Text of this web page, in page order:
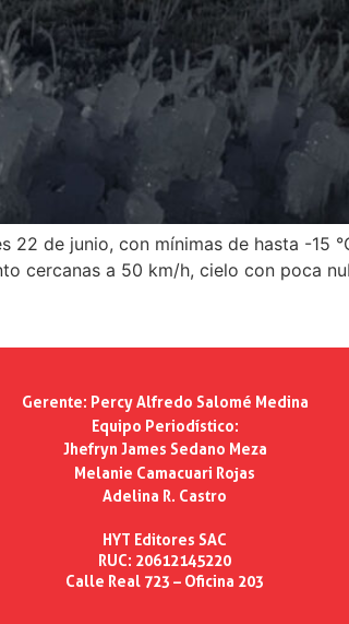
de junio, con mínimas de hasta -15
cercanas a 50 km/h, cielo con poca
Gerente: Percy Alfredo Salomé Medina
Equipo Periodístico:
Jhefryn James Sedano Meza
Melanie Camacuari Rojas
Adelina R. Castro
HYT Editores SAC
RUC: 20612145220
Calle Real 723 – Oficina 203